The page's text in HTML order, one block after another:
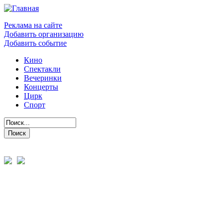
Реклама на сайте
Добавить организацию
Добавить событие
Кино
Спектакли
Вечеринки
Концерты
Цирк
Спорт